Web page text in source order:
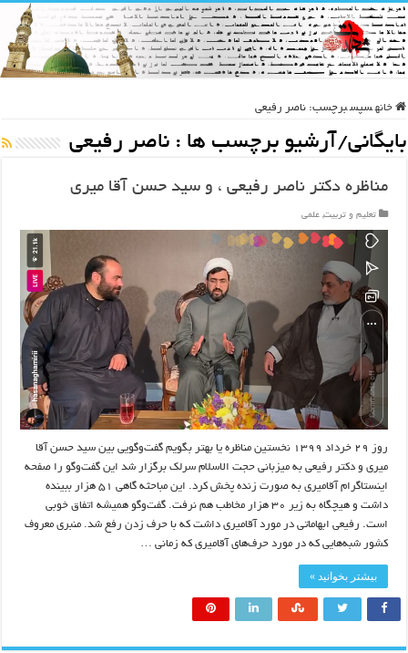
خانه سپس برچسب: ناصر رفیعی
بایگانی/آرشیو برچسب ها : ناصر رفیعی
مناظره دکتر ناصر رفیعی ، و سید حسن آقا میری
تعلیم و تربیت, علمی
روز ۲۹ خرداد ۱۳۹۹ نخستین مناظره یا بهتر بگویم گفت‌وگویی بین سید حسن آقا
میری و دکتر رفیعی به میزبانی حجت الاسلام سرلک برگزار شد این گفت‌وگو را صفحه
اینستاگرام آقامیری به صورت زنده پخش کرد. این مباحثه گاهی ۵۱ هزار ببینده
داشت و هیچگاه به زیر ۳۰ هزار مخاطب هم نرفت. گفت‌وگو همیشه اتفاق خوبی
است. رفیعی ابهاماتی در مورد آقامیری داشت که با حرف زدن رفع شد. منبری معروف
کشور شبه‌هایی که در مورد حرف‌های آقامیری که زمانی …
بیشتر بخوانید »